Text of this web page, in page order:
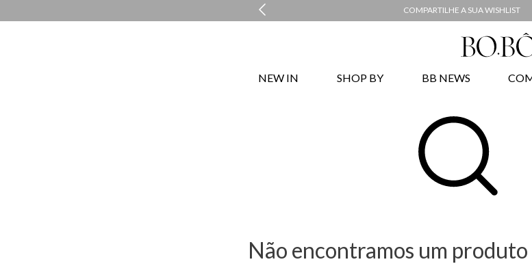
COMPARTILHE A SUA WISHLIST
NEW IN SHOP BY BB NEWS
Não encontramos um produto